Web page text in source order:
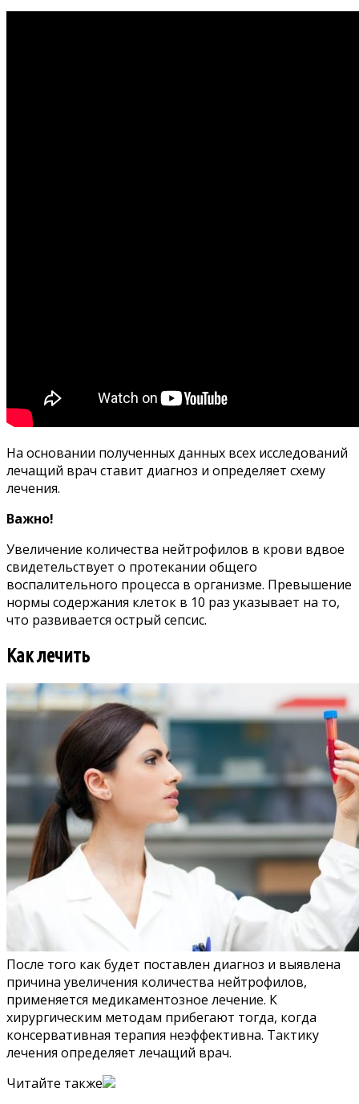
На основании полученных данных всех исследований
лечащий врач ставит диагноз и определяет схему
лечения.
Важно!
Увеличение количества нейтрофилов в крови вдвое
свидетельствует о протекании общего
воспалительного процесса в организме. Превышение
нормы содержания клеток в 10 раз указывает на то,
что развивается острый сепсис.
Как лечить
После того как будет поставлен диагноз и выявлена
причина увеличения количества нейтрофилов,
применяется медикаментозное лечение. К
хирургическим методам прибегают тогда, когда
консервативная терапия неэффективна. Тактику
лечения определяет лечащий врач.
Читайте также